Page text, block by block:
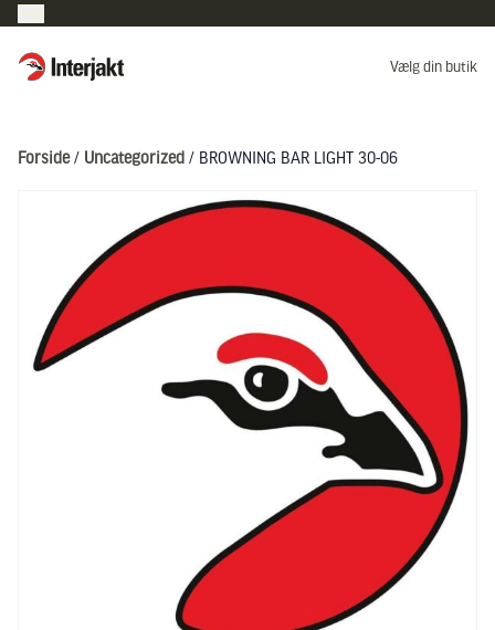
Interjakt DK Vælg din butik
Forside/ Uncategorized / BROWNING BAR LIGHT 30-06